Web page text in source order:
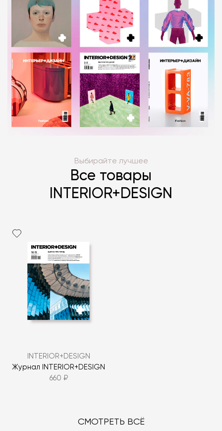
Выбирайте лучшее
Все товары
INTERIOR+DESIGN
INTERIOR+DESIGN
Журнал INTERIOR+DESIGN
660 ₽
СМОТРЕТЬ ВСЁ